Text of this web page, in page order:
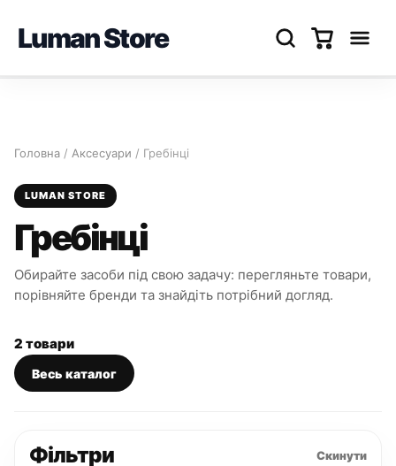
Luman Store
Головна / Аксесуари / Гребінці
LUMAN STORE
Гребінці
Обирайте засоби під свою задачу: перегляньте товари,
порівняйте бренди та знайдіть потрібний догляд.
2 товари
Весь каталог
Фільтри Скинути